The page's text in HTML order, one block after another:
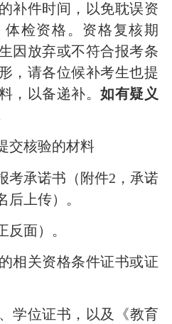
补件时间 ，以免耽误资
体检资格。 资格复核期
因放弃或不符合报考条
，请各位候补考生也提
， 以备递补。如有疑义
交核验的材料
考承诺书（附件2，承诺
上传）。
反面）。
相关资格条件证书或证
学位证书， 以及《教育